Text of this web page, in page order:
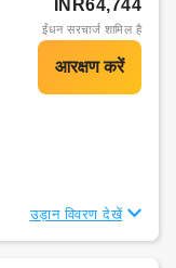
INR64,744
ईंधन सरचार्ज शामिल है
उड़ान विवरण देखें